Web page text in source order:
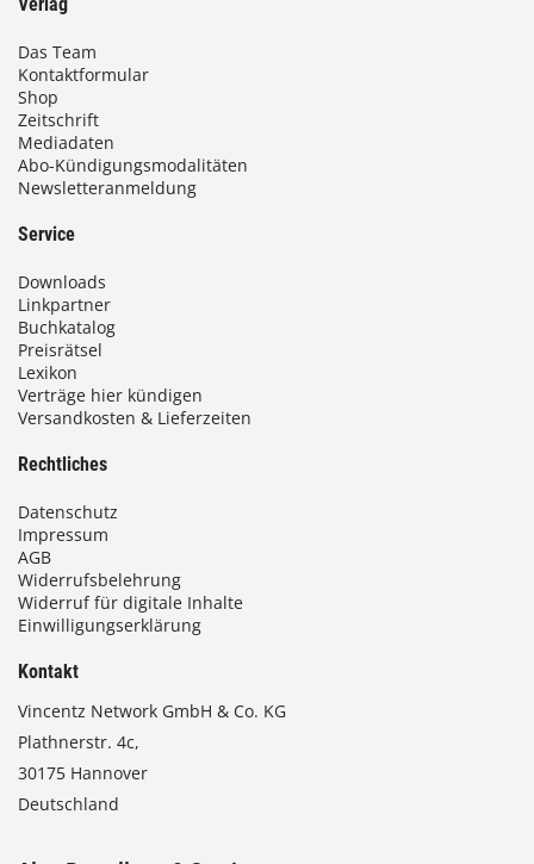
€
Das Team
Kontaktformular
Shop
Zeitschrift
Mediadaten
Abo-Kündigungsmodalitäten
Newsletteranmeldung
Service
Downloads
Linkpartner
Buchkatalog
Preisrätsel
Lexikon
Verträge hier kündigen
Versandkosten & Lieferzeiten
Rechtliches
Datenschutz
Impressum
AGB
Widerrufsbelehrung
Widerruf für digitale Inhalte
Einwilligungserklärung
Kontakt
Vincentz Network GmbH & Co. KG
Plathnerstr. 4c,
30175 Hannover
Deutschland